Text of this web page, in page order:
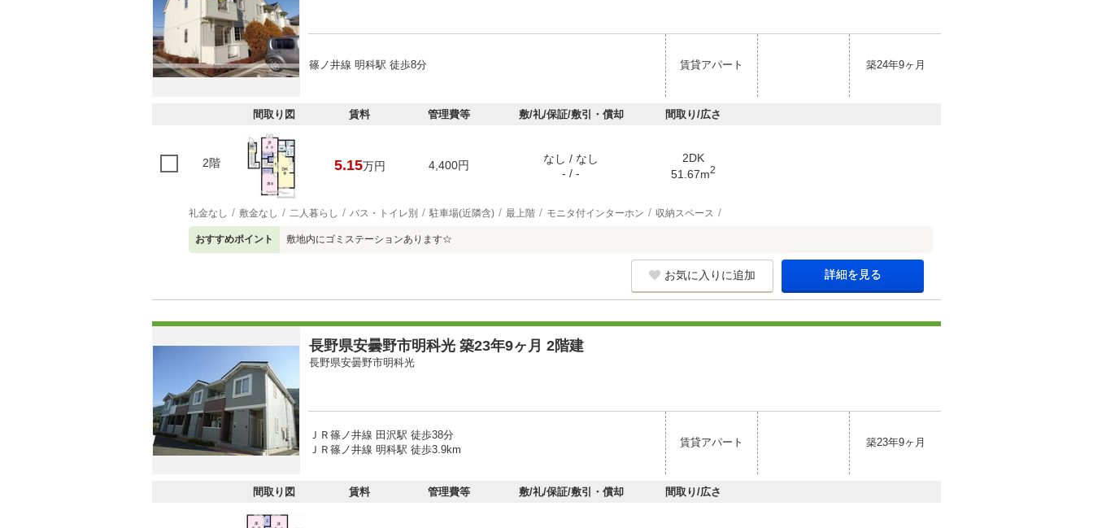
篠ノ井線 明科駅 徒歩8分 賃貸アパート 築24年9ヶ月
間取り図 賃料 管理費等 敷/礼/保証/敷引・償却 間取り/広さ
2階 5.15万円 4,400円
なし / なし
- / -
2DK
51.67m2
礼金なし 敷金なし 二人暮らし バス・トイレ別 駐車場(近隣含) 最上階 モニタ付インターホン 収納スペース
おすすめポイント 敷地内にゴミステーションあります☆
お気に入りに追加 詳細を見る
長野県安曇野市明科光 築23年9ヶ月 2階建
長野県安曇野市明科光
ＪＲ篠ノ井線 田沢駅 徒歩38分
ＪＲ篠ノ井線 明科駅 徒歩3.9km
賃貸アパート 築23年9ヶ月
間取り図 賃料 管理費等 敷/礼/保証/敷引・償却 間取り/広さ